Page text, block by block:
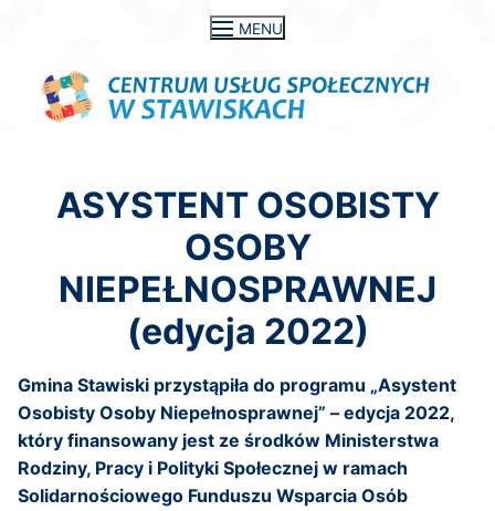
MENU
ASYSTENT OSOBISTY
OSOBY
NIEPEŁNOSPRAWNEJ
(edycja 2022)
Gmina Stawiski przystąpiła do programu „Asystent
Osobisty Osoby Niepełnosprawnej” – edycja 2022,
który finansowany jest ze środków Ministerstwa
Rodziny, Pracy i Polityki Społecznej w ramach
Solidarnościowego Funduszu Wsparcia Osób